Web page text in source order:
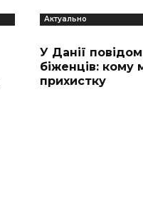
Актуально
У Данії
біженців: кому
прихистку